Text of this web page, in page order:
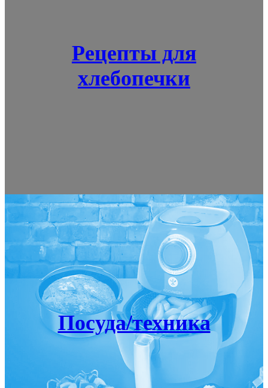
Рецепты для
хлебопечки
Посуда/техника